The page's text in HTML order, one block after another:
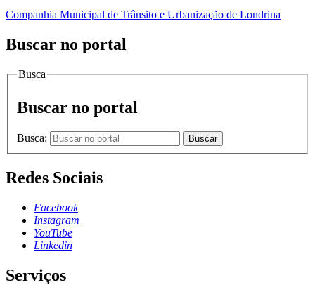
Companhia Municipal de Trânsito e Urbanização de Londrina
Buscar no portal
Busca
Buscar no portal
Busca: Buscar
Redes Sociais
Facebook
Instagram
YouTube
Linkedin
Serviços